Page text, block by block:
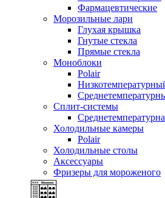
Фармацевтические
Морозильные лари
Глухая крышка
Гнутые стекла
Прямые стекла
Моноблоки
Polair
Сплит-системы
Холодильные камеры
Polair
Холодильные столы
Аксессуары
Фризеры для мороженого